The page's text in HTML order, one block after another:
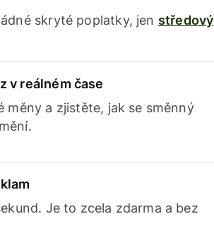
skryté poplatky, jen středový
v reálném čase
měny a zjistěte, jak se směnný
Je to zcela zdarma a bez